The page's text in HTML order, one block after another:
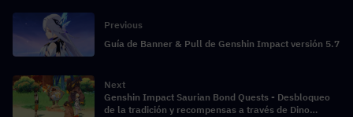
Previous
Guía de Banner & Pull de Genshin Impact versión 5.7
Next
Genshin Impact Saurian Bond Quests - Desbloqueo
de la tradición y recompensas a través de Dino